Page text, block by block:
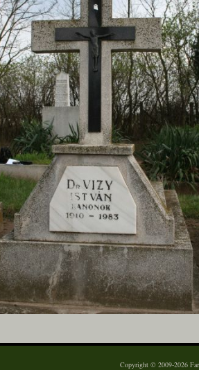
Copyright © 2009-2026